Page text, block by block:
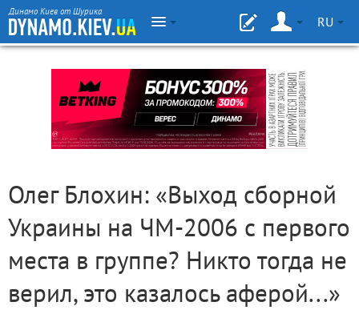
Динамо Киев от Шурика
RU
Олег Блохин: «Выход сборной
Украины на ЧМ-2006 с первого
места в группе? Никто тогда не
верил, это казалось аферой...»